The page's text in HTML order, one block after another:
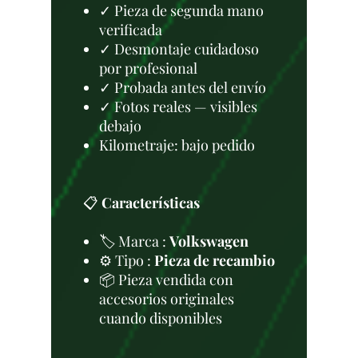
✓ Pieza de segunda mano
verificada
✓ Desmontaje cuidadoso
por profesional
✓ Probada antes del envío
✓ Fotos reales — visibles
debajo
Kilometraje: bajo pedido
📋 Características
🏷️ Marca : Volkswagen
⚙️ Tipo : Pieza de recambio
📦 Pieza vendida con
accesorios originales
cuando disponibles